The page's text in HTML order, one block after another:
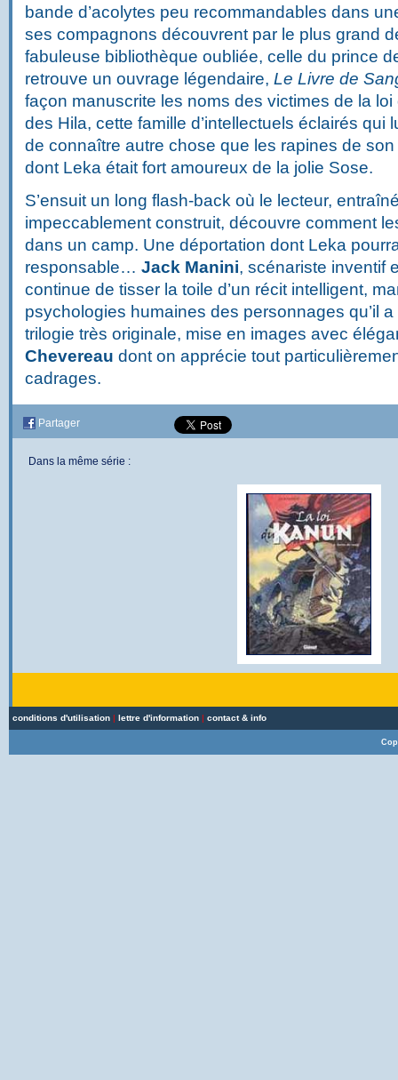
bande d’acolytes peu recommandables dans
ses compagnons découvrent par le plus grand
fabuleuse bibliothèque oubliée, celle du prince
retrouve un ouvrage légendaire, Le Livre de
façon manuscrite les noms des victimes de la
des Hila, cette famille d’intellectuels éclairés qui
de connaître autre chose que les rapines de
dont Leka était fort amoureux de la jolie Sose.
S’ensuit un long flash-back où le lecteur,
impeccablement construit, découvre comment
dans un camp. Une déportation dont Leka
responsable… Jack Manini, scénariste inventif
continue de tisser la toile d’un récit intelligent,
psychologies humaines des personnages qu’il
trilogie très originale, mise en images avec
Chevereau dont on apprécie tout
cadrages.
Partager
Dans la même série :
conditions d'utilisation | lettre d'information | contact & info